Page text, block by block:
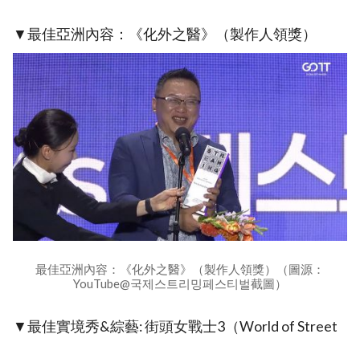
▼最佳亞洲內容：《化外之醫》（製作人領獎）
最佳亞洲內容：《化外之醫》（製作人領獎）（圖源：
YouTube@국제스트리밍페스티벌截圖）
▼最佳實境秀&綜藝: 街頭女戰士3（World of Street